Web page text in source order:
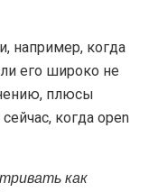
например, когда
его широко не
плюсы
когда open
как